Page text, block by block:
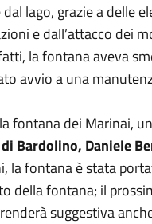
lago, grazie a delle
e dall’attacco dei
la fontana aveva
avvio a una
fontana dei Marinai,
Bardolino, Daniele
la fontana è stata
della fontana; il
suggestiva